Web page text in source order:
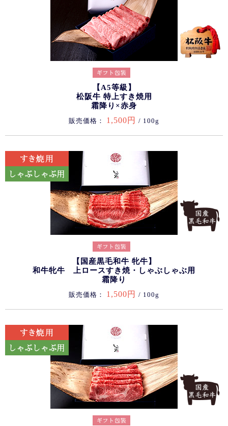
【A5等級】
松阪牛 特上すき焼用
霜降り×赤身
販売価格： 1,500円 / 100g
【国産黒毛和牛 牝牛】
和牛牝牛 上ロースすき焼・しゃぶしゃぶ用
霜降り
販売価格： 1,500円 / 100g